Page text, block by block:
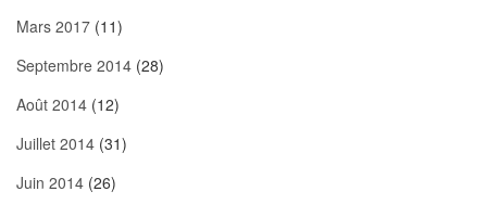
Mars 2017 (11)
Septembre 2014 (28)
Août 2014 (12)
Juillet 2014 (31)
Juin 2014 (26)